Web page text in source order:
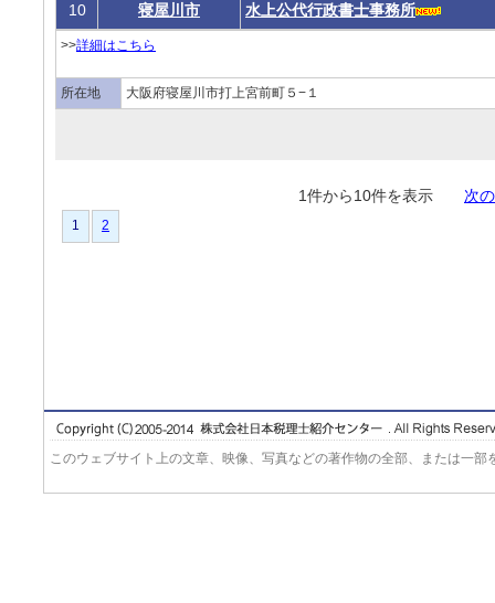
10 寝屋川市 水上公代行政書士事務所
>>詳細はこちら
所在地 大阪府寝屋川市打上宮前町５−１
1件から10件を表示 次
1 2
このウェブサイト上の文章、映像、写真などの著作物の全部、または一